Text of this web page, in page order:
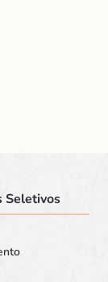
Seletivos